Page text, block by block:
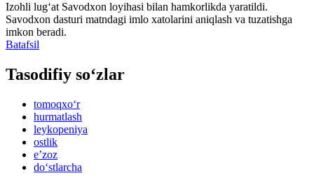
Izohli lugʻat Savodxon loyihasi bilan hamkorlikda yaratildi.
Savodxon dasturi matndagi imlo xatolarini aniqlash va tuzatishga
imkon beradi.
Batafsil
Tasodifiy so‘zlar
tomoqxo‘r
hurmatlash
leykopeniya
ostlik
eʼzoz
do‘stlarcha